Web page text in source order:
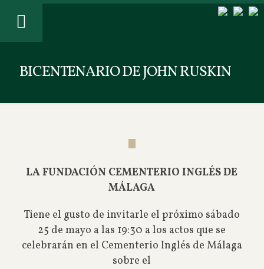
BICENTENARIO DE JOHN RUSKIN
LA FUNDACIÓN CEMENTERIO INGLÉS DE
MÁLAGA
Tiene el gusto de invitarle el próximo sábado
25 de mayo a las 19:30 a los actos que se
celebrarán en el Cementerio Inglés de Málaga
sobre el